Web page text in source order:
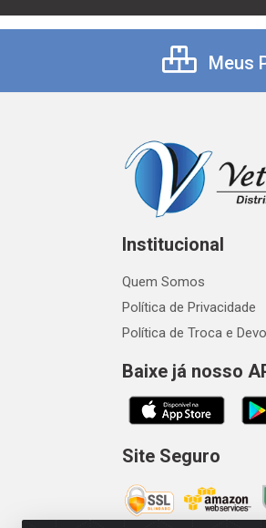
Meus
Institucional
Quem Somos
Política de Privacidade
Política de Troca e
Baixe já nosso
Site Seguro